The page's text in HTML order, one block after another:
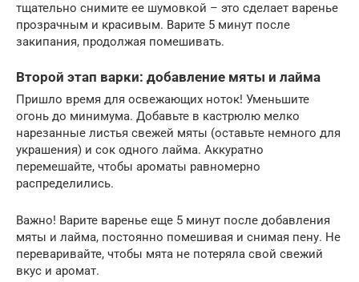
тщательно снимите ее шумовкой – это сделает варенье
прозрачным и красивым. Варите 5 минут после
закипания, продолжая помешивать.
Второй этап варки: добавление мяты и лайма
Пришло время для освежающих ноток! Уменьшите
огонь до минимума. Добавьте в кастрюлю мелко
нарезанные листья свежей мяты (оставьте немного для
украшения) и сок одного лайма. Аккуратно
перемешайте, чтобы ароматы равномерно
распределились.
Важно! Варите варенье еще 5 минут после добавления
мяты и лайма, постоянно помешивая и снимая пену. Не
переваривайте, чтобы мята не потеряла свой свежий
вкус и аромат.